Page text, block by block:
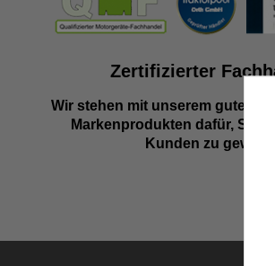
Zertifizierter
Wir stehen mit unserem guten
Markenprodukten dafür, Sie
Kunden zu